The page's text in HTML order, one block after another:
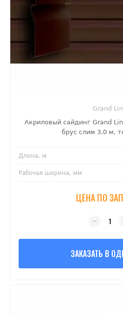
Grand
Акриловый сайдинг Grand
брус слим 3.0 м,
Длина, м
Рабочая ширина, мм
ЦЕНА ПО
ЗАКАЗАТЬ В